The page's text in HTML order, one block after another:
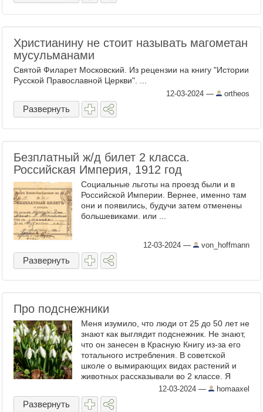
Христианину не стоит называть магометан
мусульманами
Святой Филарет Московский. Из рецензии на книгу "Истории
Русской Православной Церкви". ...
12-03-2024 — ortheos
Развернуть
Безплатный ж/д билет 2 класса.
Российская Империя, 1912 год
Социальные льготы на проезд были и в
Российской Империи. Вернее, именно там
они и появились, будучи затем отменены
большевиками. или ...
12-03-2024 — von_hoffmann
Развернуть
Про подснежники
Меня изумило, что люди от 25 до 50 лет не
знают как выглядит подснежник. Не знают,
что он занесен в Красную Книгу из-за его
тотального истребления. В советской
школе о вымирающих видах растений и
животных рассказывали во 2 классе. Я
сама видела, как быстро исчез подснежник
в московских ...
12-03-2024 — homaaxel
Развернуть